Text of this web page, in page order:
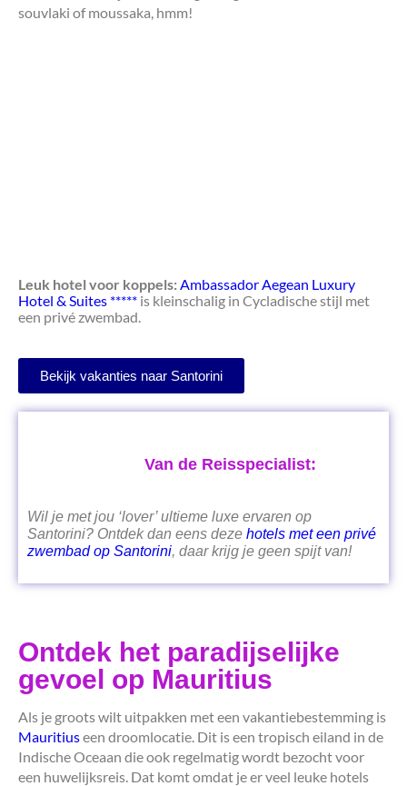
souvlaki of moussaka, hmm!
Leuk hotel voor koppels: Ambassador Aegean Luxury
Hotel & Suites ***** is kleinschalig in Cycladische stijl met
een privé zwembad.
Bekijk vakanties naar Santorini
Van de Reisspecialist:
Wil je met jou ‘lover’ ultieme luxe ervaren op
Santorini? Ontdek dan eens deze hotels met een privé
zwembad op Santorini, daar krijg je geen spijt van!
Ontdek het paradijselijke
gevoel op Mauritius
Als je groots wilt uitpakken met een vakantiebestemming is
Mauritiuseen droomlocatie. Dit is een tropisch eiland in de
Indische Oceaan die ook regelmatig wordt bezocht voor
een huwelijksreis. Dat komt omdat je er veel leuke hotels